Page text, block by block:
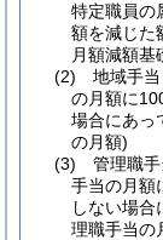
特定職員の
額を減じた
月額減額基
(2)
地域手
の月額に
場合にあっ
の月額)
(3)
管理職
手当の月額
しない場
理職手当の